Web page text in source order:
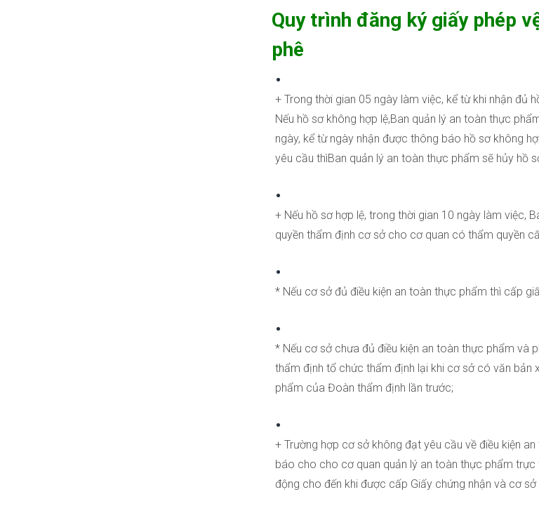
Quy trình đăng ký giấy phép
phê
+ Trong thời gian 05 ngày làm việc, kể từ khi nhận đủ
Nếu hồ sơ không hợp lệ,Ban quản lý an toàn thực
ngày, kể từ ngày nhận được thông báo hồ sơ không
yêu cầu thìBan quản lý an toàn thực phẩm sẽ hủy hồ
+ Nếu hồ sơ hợp lệ, trong thời gian 10 ngày làm việc,
quyền thẩm định cơ sở cho cơ quan có thẩm quyền
* Nếu cơ sở đủ điều kiện an toàn thực phẩm thì cấp
* Nếu cơ sở chưa đủ điều kiện an toàn thực phẩm và
thẩm định tổ chức thẩm định lại khi cơ sở có văn bản
phẩm của Đoàn thẩm định lần trước;
+ Trường hợp cơ sở không đạt yêu cầu về điều kiện
báo cho cho cơ quan quản lý an toàn thực phẩm
động cho đến khi được cấp Giấy chứng nhận và cơ